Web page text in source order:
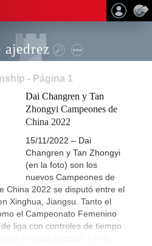
ajedrez
- Página 1
Dai Changren y Tan
Zhongyi Campeones de
China 2022
15/11/2022 – Dai
Changren y Tan Zhongyi
(en la foto) son los
nuevos Campeones de
China 2022 se disputó entre el
Xinghua, Jiangsu. Tanto el
el Campeonato Femenino
liga con controles de tiempo